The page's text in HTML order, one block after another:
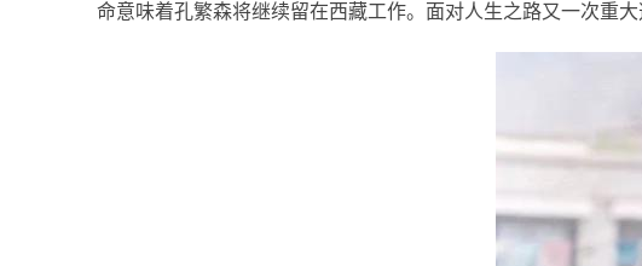
命意味着孔繁森将继续留在西藏工作。面对人生之路又一次重